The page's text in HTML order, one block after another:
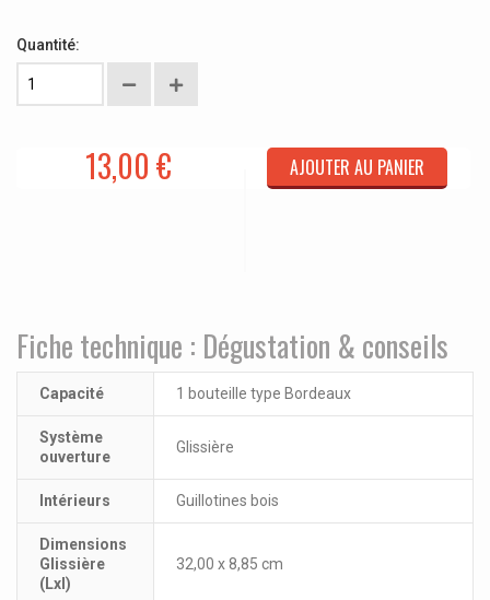
Quantité:
13,00 € AJOUTER AU PANIER
Fiche technique : Dégustation & conseils
Capacité 1 bouteille type Bordeaux
Système
ouverture
Glissière
Intérieurs Guillotines bois
Dimensions
Glissière
(Lxl)
32,00 x 8,85 cm